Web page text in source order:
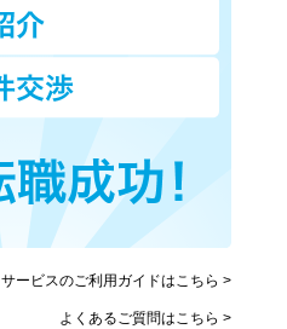
サービスのご利用ガイドはこちら >
よくあるご質問はこちら >